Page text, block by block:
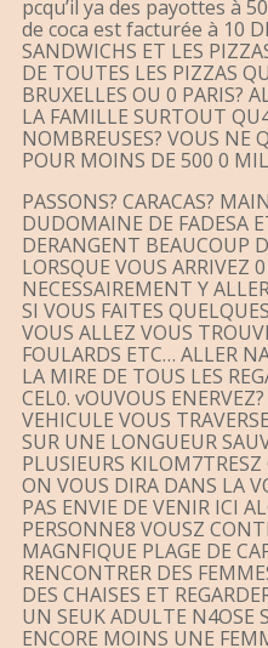
pcqu’il ya des payottes à
de coca est facturée à 10
SANDWICHS ET LES
DE TOUTES LES PIZZAS
BRUXELLES OU 0 PARIS?
LA FAMILLE SURTOUT
NOMBREUSES? VOUS NE
POUR MOINS DE 500 0
PASSONS? CARACAS?
DUDOMAINE DE FADESA
DERANGENT BEAUCOUP
LORSQUE VOUS ARRIVEZ
NECESSAIREMENT Y
SI VOUS FAITES
VOUS ALLEZ VOUS
FOULARDS ETC… ALLER
LA MIRE DE TOUS LES
CEL0. vOUVOUS
VEHICULE VOUS
SUR UNE LONGUEUR
PLUSIEURS
ON VOUS DIRA DANS LA
PAS ENVIE DE VENIR ICI
PERSONNE8 VOUSZ
MAGNFIQUE PLAGE DE
RENCONTRER DES
DES CHAISES ET
UN SEUK ADULTE N4OSE
ENCORE MOINS UNE